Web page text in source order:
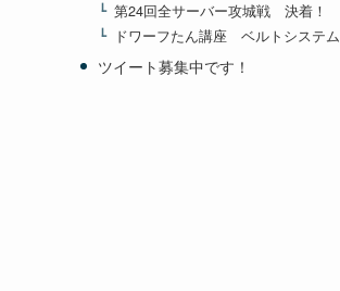
第24回全サーバー攻城戦 決着！
ドワーフたん講座 ベルトシステム
ツイート募集中です！